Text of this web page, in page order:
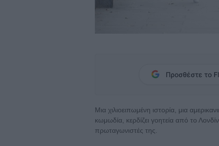
Προσθέστε το
Μια χιλιοειπωμένη ιστορία, μια
κωμωδία, κερδίζει γοητεία από το
πρωταγωνιστές της.